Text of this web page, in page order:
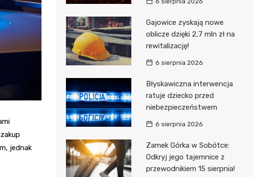
jednak
Gajowice zyskają nowe
oblicze dzięki 2,7 mln zł na
rewitalizację!
6 sierpnia 2026
Błyskawiczna interwencja
ratuje dziecko przed
niebezpieczeństwem
6 sierpnia 2026
Zamek Górka w Sobótce:
Odkryj jego tajemnice z
przewodnikiem 15 sierpnia!